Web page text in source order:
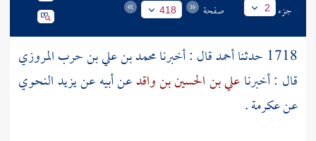
جزء 2 صفحة 418
1718 حدثنا أحمدقال : أخبرنامحمد بن علي بن حرب المروزي
قال : أخبرناعلي بن الحسين بن واقدعن أبيه عنيزيد النحوي
عنعكرمة.